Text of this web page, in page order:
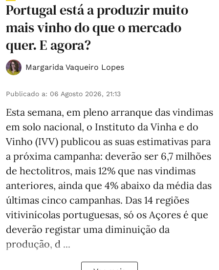
Portugal está a produzir muito
mais vinho do que o mercado
quer. E agora?
Margarida Vaqueiro Lopes
Publicado a: 06 Agosto 2026, 21:13
Esta semana, em pleno arranque das vindimas
em solo nacional, o Instituto da Vinha e do
Vinho (IVV) publicou as suas estimativas para
a próxima campanha: deverão ser 6,7 milhões
de hectolitros, mais 12% que nas vindimas
anteriores, ainda que 4% abaixo da média das
últimas cinco campanhas. Das 14 regiões
vitivinícolas portuguesas, só os Açores é que
deverão registar uma diminuição da
produção, d ...